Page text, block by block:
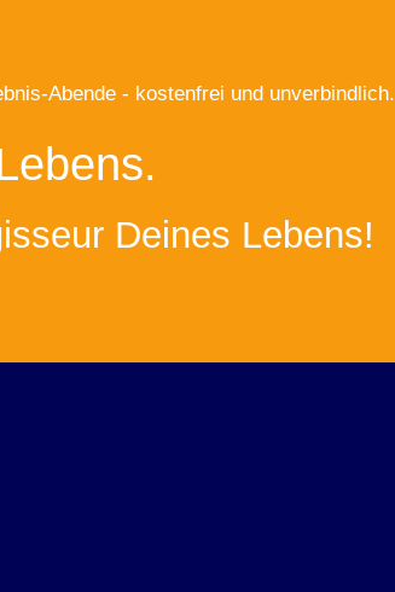
Abende - kostenfrei und unverbindlich.
Deines Lebens!